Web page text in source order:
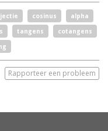
cosinus
alpha
tangens
cotangens
Rapporteer een probleem